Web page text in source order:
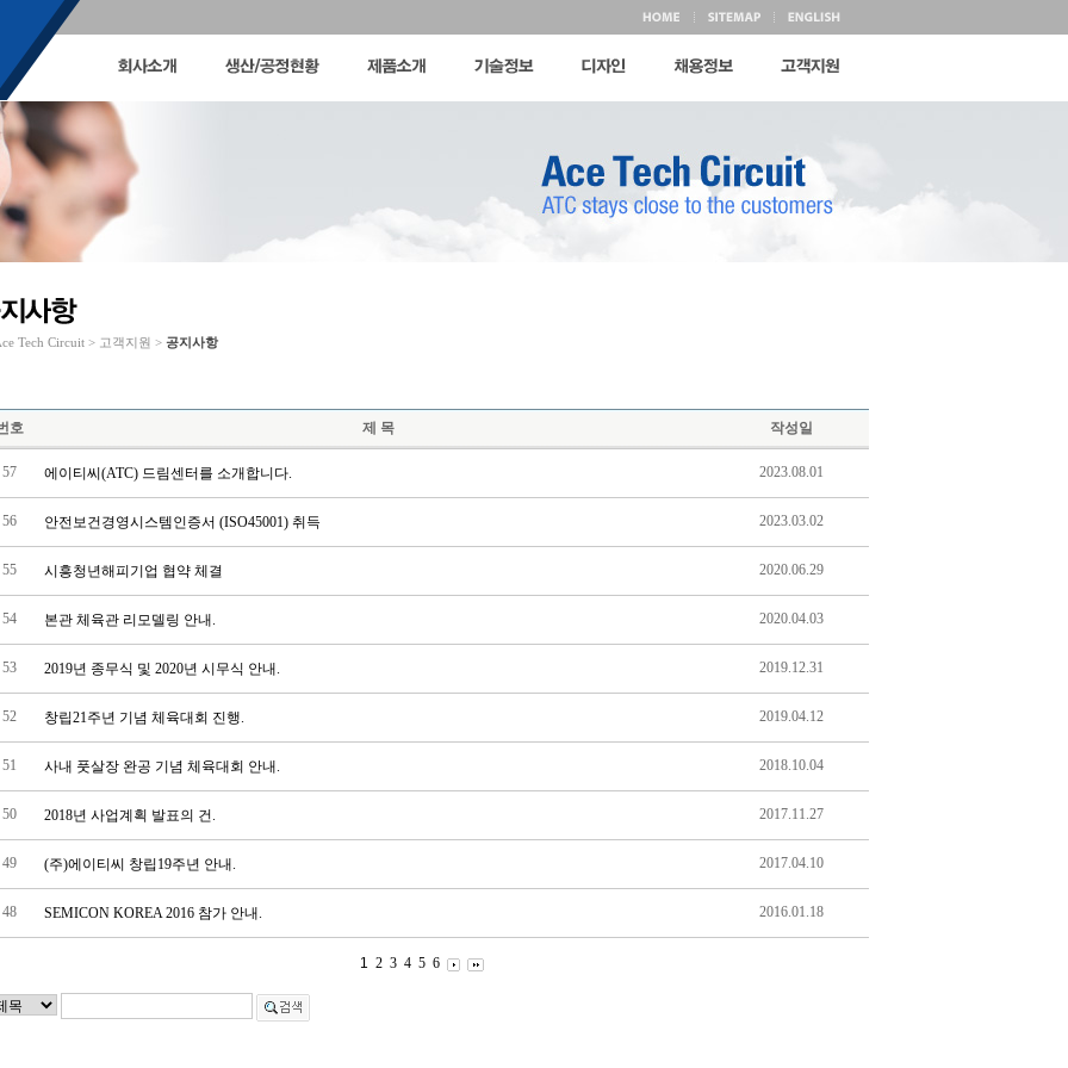
Tech Circuit > 고객지원 > 공지사항
호 제 목 작성일
57 에이티씨(ATC) 드림센터를 소개합니다. 2023.08.01
56 안전보건경영시스템인증서 (ISO45001) 취득 2023.03.02
55 시흥청년해피기업 협약 체결 2020.06.29
54 본관 체육관 리모델링 안내. 2020.04.03
53 2019년 종무식 및 2020년 시무식 안내. 2019.12.31
52 창립21주년 기념 체육대회 진행. 2019.04.12
51 사내 풋살장 완공 기념 체육대회 안내. 2018.10.04
50 2018년 사업계획 발표의 건. 2017.11.27
49 (주)에이티씨 창립19주년 안내. 2017.04.10
48 SEMICON KOREA 2016 참가 안내. 2016.01.18
1 2 3 4 5 6